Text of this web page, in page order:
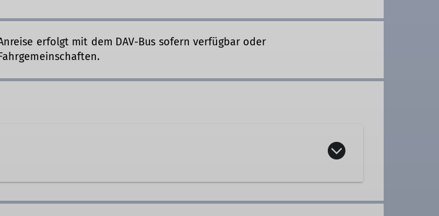
erfolgt mit dem DAV-Bus sofern verfügbar oder